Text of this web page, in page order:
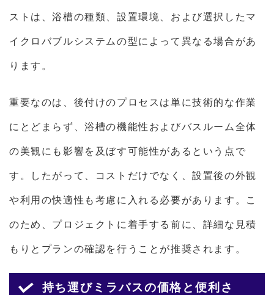
ストは、浴槽の種類、設置環境、および選択したマ
イクロバブルシステムの型によって異なる場合があ
ります。
重要なのは、後付けのプロセスは単に技術的な作業
にとどまらず、浴槽の機能性およびバスルーム全体
の美観にも影響を及ぼす可能性があるという点で
す。したがって、コストだけでなく、設置後の外観
や利用の快適性も考慮に入れる必要があります。こ
のため、プロジェクトに着手する前に、詳細な見積
もりとプランの確認を行うことが推奨されます。
持ち運びミラバスの価格と便利さ